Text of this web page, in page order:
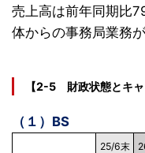
売上高は前年同期比
体からの事務局業務が
【2-5 財政状態とキャ
（１）BS
25/6末